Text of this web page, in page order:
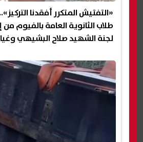
«التفتيش المتكرر أفقدنا
طلاب الثانوية العامة بالفيوم
لجنة الشهيد صلاح البشيهي